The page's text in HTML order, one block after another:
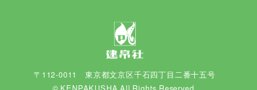
〒112-0011 東京都文京区千石四丁目二番十五号